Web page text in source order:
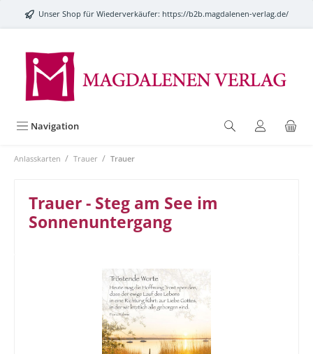
springenUnser Shop für Wiederverkäufer: https://b2b.magdalenen-verlag.de/
Navigation
Anlasskarten / Trauer / Trauer
Trauer - Steg am See im
Sonnenuntergang
Bildergalerie überspringen